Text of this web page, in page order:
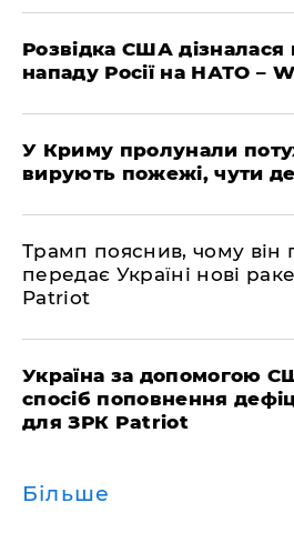
Розвідка США дізналася
нападу Росії на НАТО –
У Криму пролунали
вирують пожежі, чути
Трамп пояснив, чому він
передає Україні нові
Patriot
Україна за допомогою
спосіб поповнення
для ЗРК Patriot
Більше